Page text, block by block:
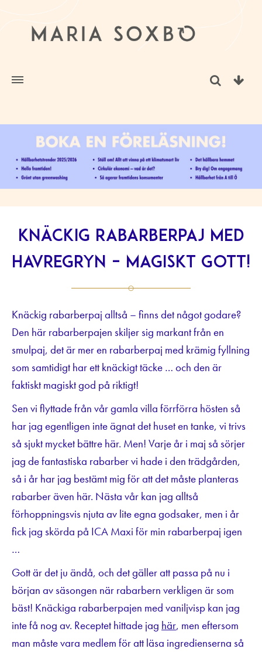
Knäckig rabarberpaj med
havregryn – magiskt gott!
Knäckig rabarberpaj alltså – finns det något godare?
Den här rabarberpajen skiljer sig markant från en
smulpaj, det är mer en rabarberpaj med krämig fyllning
som samtidigt har ett knäckigt täcke … och den är
faktiskt magiskt god på riktigt!
Sen vi flyttade från vår gamla villa förrförra hösten så
har jag egentligen inte ägnat det huset en tanke, vi trivs
så sjukt mycket bättre här. Men! Varje år i maj så sörjer
jag de fantastiska rabarber vi hade i den trädgården,
så i år har jag bestämt mig för att det måste planteras
rabarber även här. Nästa vår kan jag alltså
förhoppningsvis njuta av lite egna godsaker, men i år
fick jag skörda på ICA Maxi för min rabarberpaj igen
…
Gott är det ju ändå, och det gäller att passa på nu i
början av säsongen när rabarbern verkligen är som
bäst! Knäckiga rabarberpajen med vaniljvisp kan jag
inte få nog av. Receptet hittade jag här, men eftersom
man måste vara medlem för att läsa ingredienserna så